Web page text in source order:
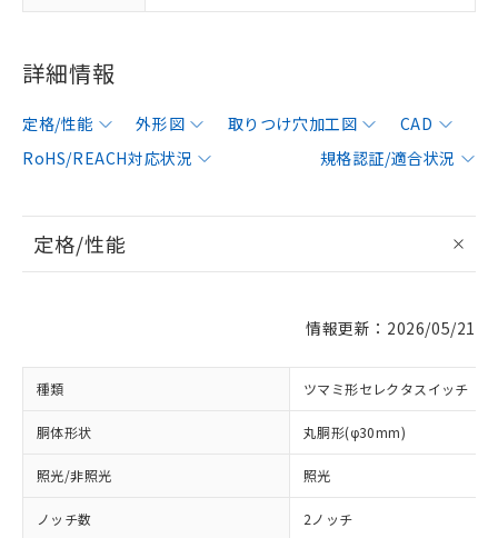
詳細情報
定格/性能 外形図 取りつけ穴加工図
CAD
RoHS/REACH対応状況
規格認証/適合状況
定格/性能
情報更新：2026/05/21
種類 ツマミ形セレクタスイッチ
胴体形状 丸胴形(φ30mm)
照光/非照光 照光
ノッチ数 2ノッチ